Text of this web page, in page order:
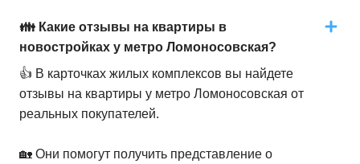
👪 Какие отзывы на квартиры в
новостройках у метро Ломоносовская?
👍 В карточках жилых комплексов вы найдете
отзывы на квартиры у метро Ломоносовская от
реальных покупателей.
🏡 Они помогут получить представление о